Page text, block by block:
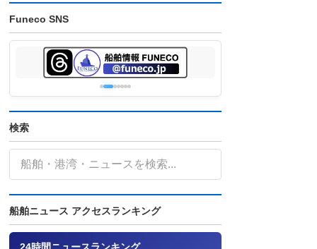
Funeco SNS
検索
船舶ニュース アクセスランキング